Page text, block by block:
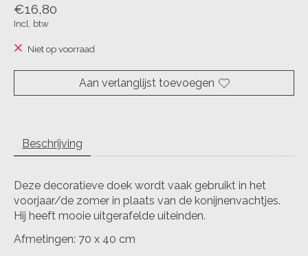
€16,80
Incl. btw
Niet op voorraad
Aan verlanglijst toevoegen
Beschrijving
Deze decoratieve doek wordt vaak gebruikt in het
voorjaar/de zomer in plaats van de konijnenvachtjes.
Hij heeft mooie uitgerafelde uiteinden.
Afmetingen: 70 x 40 cm